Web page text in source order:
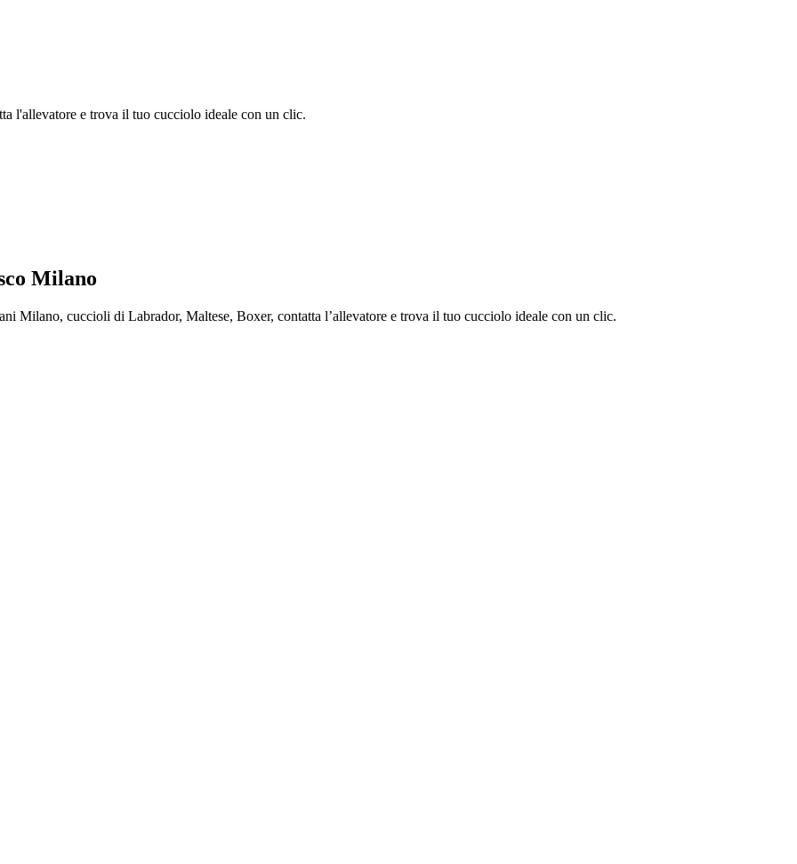
l'allevatore e trova il tuo cucciolo ideale con un clic.
Milano
Milano, cuccioli di Labrador, Maltese, Boxer, contatta l’allevatore e trova il tuo cucciolo ideale con un clic.